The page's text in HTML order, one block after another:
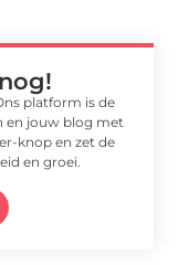
platform is de
en jouw blog met
knop en zet de
en groei.